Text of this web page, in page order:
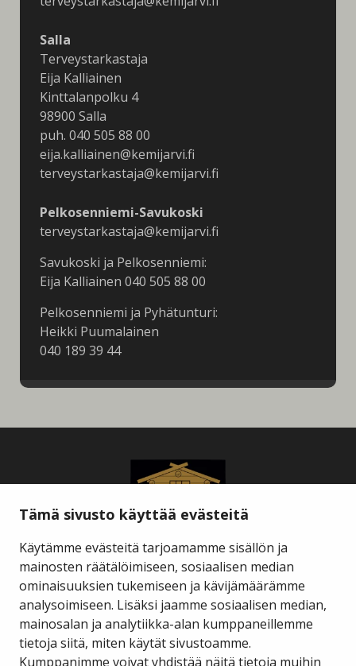
Tämä sivusto käyttää evästeitä
Käytämme evästeitä tarjoamamme sisällön ja
mainosten räätälöimiseen, sosiaalisen median
ominaisuuksien tukemiseen ja kävijämäärämme
analysoimiseen. Lisäksi jaamme sosiaalisen median,
mainosalan ja analytiikka-alan kumppaneillemme
tietoja siitä, miten käytät sivustoamme.
Kumppanimme voivat yhdistää näitä tietoja muihin
Salla
Terveystarkastaja
Eija Kalliainen
Kinttalanpolku 4
98900 Salla
puh. 040 505 88 00
eija.kalliainen@kemijarvi.fi
terveystarkastaja@kemijarvi.fi
Pelkosenniemi-Savukoski
terveystarkastaja@kemijarvi.fi
Savukoski ja Pelkosenniemi:
Eija Kalliainen 040 505 88 00
Pelkosenniemi ja Pyhätunturi:
Heikki Puumalainen
040 189 39 44
Savukosken kunta
Kauppakuja 2 A 1
98800 Savukoski